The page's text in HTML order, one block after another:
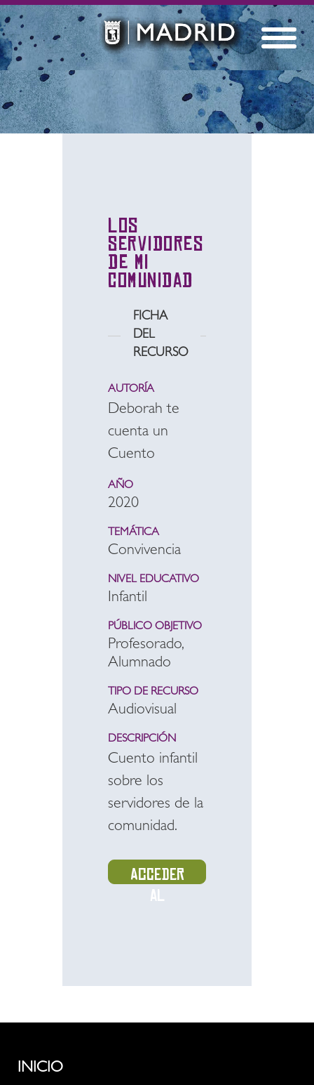
Los
Servidores
de mi
Comunidad
FICHA
DEL
RECURSO
AUTORÍA
Deborah te
cuenta un
Cuento
AÑO
2020
TEMÁTICA
Convivencia
NIVEL EDUCATIVO
Infantil
PÚBLICO OBJETIVO
Profesorado,
Alumnado
TIPO DE RECURSO
Audiovisual
DESCRIPCIÓN
Cuento infantil
sobre los
servidores de la
comunidad.
Acceder
al
INICIO